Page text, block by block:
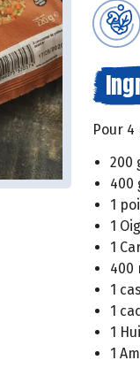
Pour
200
400
1
1
1
400
1
1
1
1